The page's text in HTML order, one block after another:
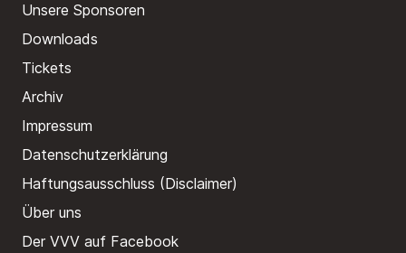
Unsere Sponsoren
Downloads
Tickets
Archiv
Impressum
Datenschutzerklärung
Haftungsausschluss (Disclaimer)
Über uns
Der VVV auf Facebook